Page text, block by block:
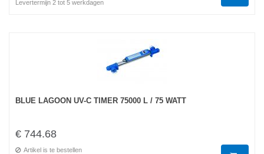
Levertermijn 2 tot 5 werkdagen
BLUE LAGOON UV-C TIMER 75000 L / 75 WATT
€ 744.68
Artikel is te bestellen